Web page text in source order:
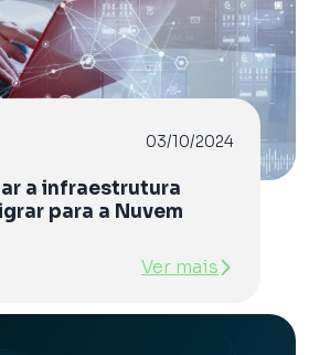
03/10/2024
a infraestrutura
para a Nuvem
Ver mais